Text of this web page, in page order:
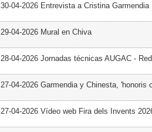
30-04-2026 Entrevista a Cristina Garmendia
29-04-2026 Mural en Chiva
28-04-2026 Jornadas técnicas AUGAC -
27-04-2026 Garmendia y Chinesta, 'honoris
27-04-2026 Vídeo web Fira dels Invents